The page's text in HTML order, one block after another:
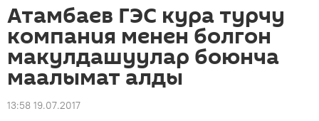
Атамбаев ГЭС кура турчу
компания менен болгон
макулдашуулар боюнча
маалымат алды
13:58 19.07.2017